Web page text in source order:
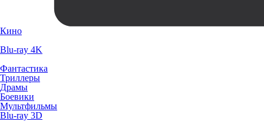
Кино
Blu-ray 4K
Фантастика
Триллеры
Драмы
Боевики
Мультфильмы
Blu-ray 3D